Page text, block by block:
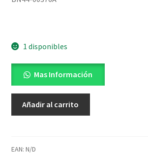
1 disponibles
Mas Información
BN44-
Añadir al carrito
EAN: N/D